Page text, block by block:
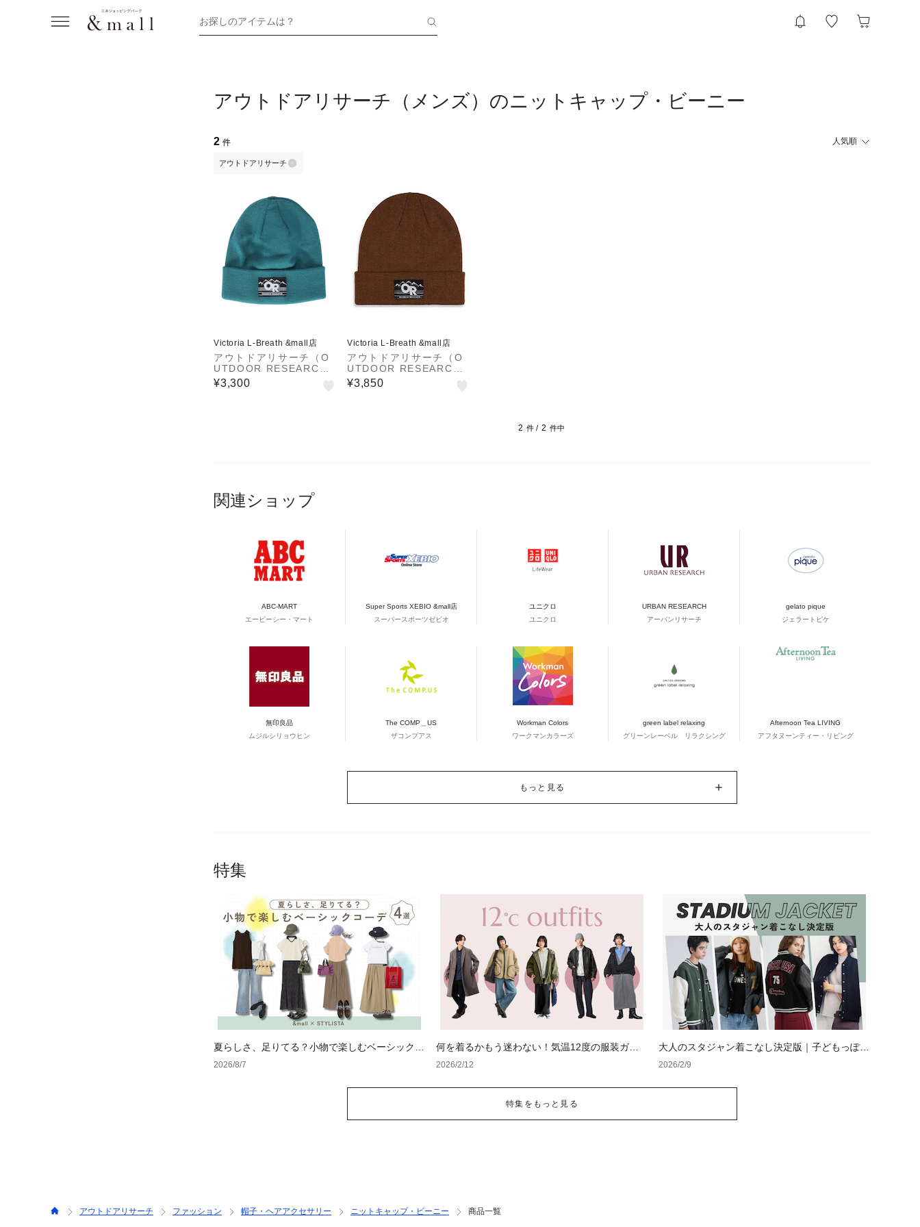
お探しのアイテムは？
アウトドアリサーチ（メンズ）のニットキャップ・ビーニー
2 件 人気順
アウトドアリサーチ
Victoria L-Breath &mall店
アウトドアリサーチ（O
UTDOOR RESEARC
H）ニット帽 トレッキン
グ 登山 ジュノービーニ
¥3,300
Victoria L-Breath &mall店
アウトドアリサーチ（O
UTDOOR RESEARC
H）ニット帽 トレッキン
グ 登山 ジュノービーニ
¥3,850
2 件 / 2 件中
関連ショップ
ABC-MART
エービーシー・マート
Super Sports XEBIO &mall店
スーパースポーツゼビオ
ユニクロ
ユニクロ
URBAN RESEARCH
アーバンリサーチ
gelato pique
ジェラートピケ
無印良品
ムジルシリョウヒン
The COMP＿US
ザコンプアス
Workman Colors
ワークマンカラーズ
green label relaxing
グリーンレーベル リラクシング
Afternoon Tea LIVING
アフタヌーンティー・リビング
もっと見る
特集
夏らしさ、足りてる？小物で楽しむベーシックコ
ーデ4選
2026/8/7
何を着るかもう迷わない！気温12度の服装ガイ
ド｜最高・最低気温別の正解コーデ【レディー
2026/2/12
大人のスタジャン着こなし決定版｜子どもっぽさ
を回避する素材選びと定番コーデ【レディース・
2026/2/9
特集をもっと見る
アウトドアリサーチ ファッション 帽子・ヘアアクセサリー ニットキャップ・ビーニー 商品一覧